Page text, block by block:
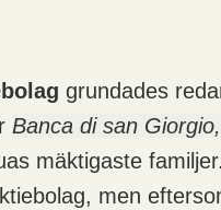
grundades
Banca di san Giorgio,
mäktigaste
men